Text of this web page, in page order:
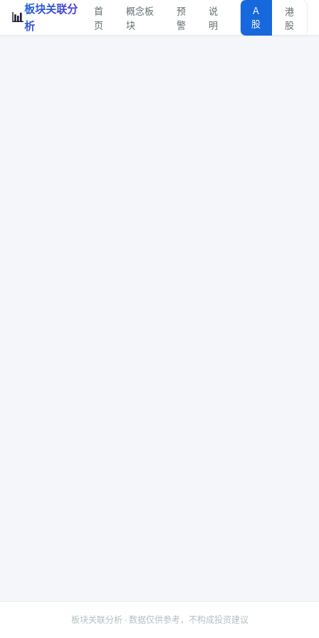
📊
板块关联分
析
首
页
概念板
块
预
警
说
明
A
股
港
股
板块关联分析 · 数据仅供参考，不构成投资建议